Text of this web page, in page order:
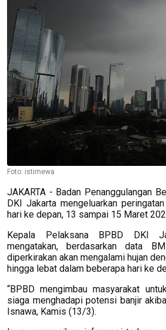
Foto: istimewa
JAKARTA - Badan Penanggulangan
DKI Jakarta mengeluarkan
hari ke depan, 13 sampai 15 Maret
Kepala Pelaksana BPBD DKI
mengatakan, berdasarkan data
diperkirakan akan mengalami hujan
hingga lebat dalam beberapa hari ke
“BPBD mengimbau masyarakat
siaga menghadapi potensi banjir
Isnawa, Kamis (13/3).